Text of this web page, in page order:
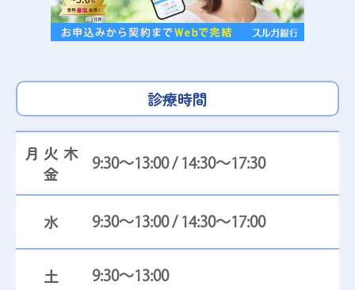
診療時間
月火木
金
9:30～13:00 / 14:30～17:30
水 9:30～13:00 / 14:30～17:00
土 9:30～13:00